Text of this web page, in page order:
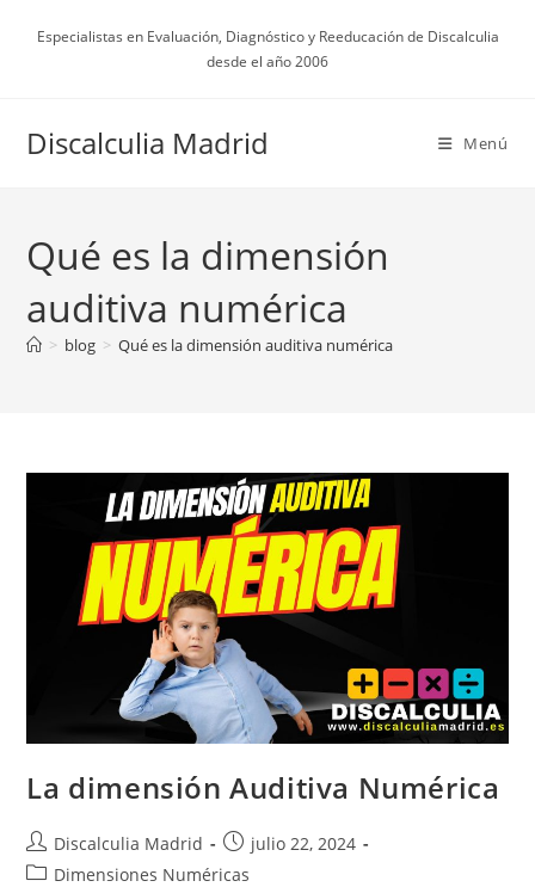
Especialistas en Evaluación, Diagnóstico y Reeducación de Discalculia
desde el año 2006
Discalculia Madrid Menú
Qué es la dimensión
auditiva numérica
> blog > Qué es la dimensión auditiva numérica
La dimensión Auditiva Numérica
Autor
de
Discalculia Madrid
Publicación
de
julio 22, 2024
Categoría
Dimensiones Numéricas